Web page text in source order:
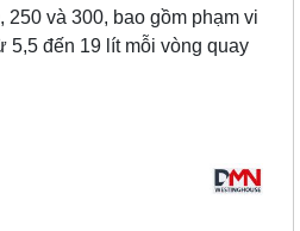
và 300, bao gồm phạm vi
5,5 đến 19 lít mỗi vòng quay